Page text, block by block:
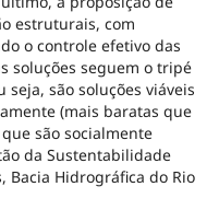
estruturais, com
o controle efetivo das
soluções seguem o tripé
são soluções viáveis
(mais baratas que
são socialmente
da Sustentabilidade
Bacia Hidrográfica do Rio